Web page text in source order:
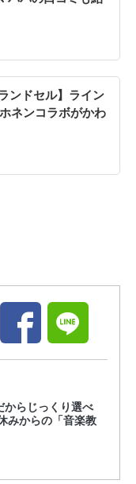
ンドセル】ライン
ネンコラボがかわ
からじっくり選べ
みからの「音楽教